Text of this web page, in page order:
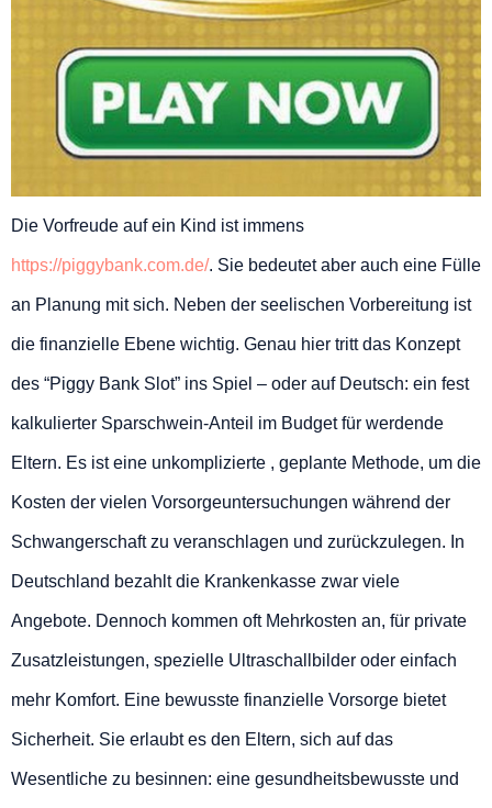
Die Vorfreude auf ein Kind ist immens
https://piggybank.com.de/. Sie bedeutet aber auch eine Fülle
an Planung mit sich. Neben der seelischen Vorbereitung ist
die finanzielle Ebene wichtig. Genau hier tritt das Konzept
des “Piggy Bank Slot” ins Spiel – oder auf Deutsch: ein fest
kalkulierter Sparschwein-Anteil im Budget für werdende
Eltern. Es ist eine unkomplizierte , geplante Methode, um die
Kosten der vielen Vorsorgeuntersuchungen während der
Schwangerschaft zu veranschlagen und zurückzulegen. In
Deutschland bezahlt die Krankenkasse zwar viele
Angebote. Dennoch kommen oft Mehrkosten an, für private
Zusatzleistungen, spezielle Ultraschallbilder oder einfach
mehr Komfort. Eine bewusste finanzielle Vorsorge bietet
Sicherheit. Sie erlaubt es den Eltern, sich auf das
Wesentliche zu besinnen: eine gesundheitsbewusste und